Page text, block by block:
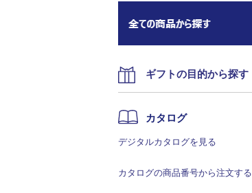
ギフトの目的から探す
カタログ
デジタルカタログを見る
カタログの商品番号から注文する